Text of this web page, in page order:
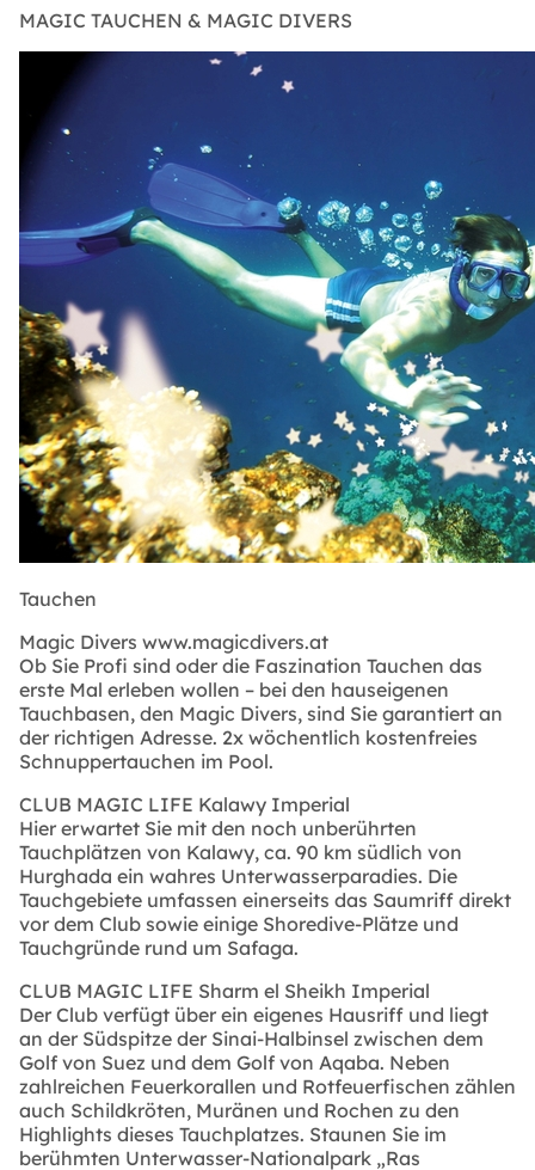
MAGIC TAUCHEN & MAGIC DIVERS
Tauchen
Magic Divers www.magicdivers.at
Ob Sie Profi sind oder die Faszination Tauchen das
erste Mal erleben wollen – bei den hauseigenen
Tauchbasen, den Magic Divers, sind Sie garantiert an
der richtigen Adresse. 2x wöchentlich kostenfreies
Schnuppertauchen im Pool.
CLUB MAGIC LIFE Kalawy Imperial
Hier erwartet Sie mit den noch unberührten
Tauchplätzen von Kalawy, ca. 90 km südlich von
Hurghada ein wahres Unterwasserparadies. Die
Tauchgebiete umfassen einerseits das Saumriff direkt
vor dem Club sowie einige Shoredive-Plätze und
Tauchgründe rund um Safaga.
CLUB MAGIC LIFE Sharm el Sheikh Imperial
Der Club verfügt über ein eigenes Hausriff und liegt
an der Südspitze der Sinai-Halbinsel zwischen dem
Golf von Suez und dem Golf von Aqaba. Neben
zahlreichen Feuerkorallen und Rotfeuerfischen zählen
auch Schildkröten, Muränen und Rochen zu den
Highlights dieses Tauchplatzes. Staunen Sie im
berühmten Unterwasser-Nationalpark „Ras